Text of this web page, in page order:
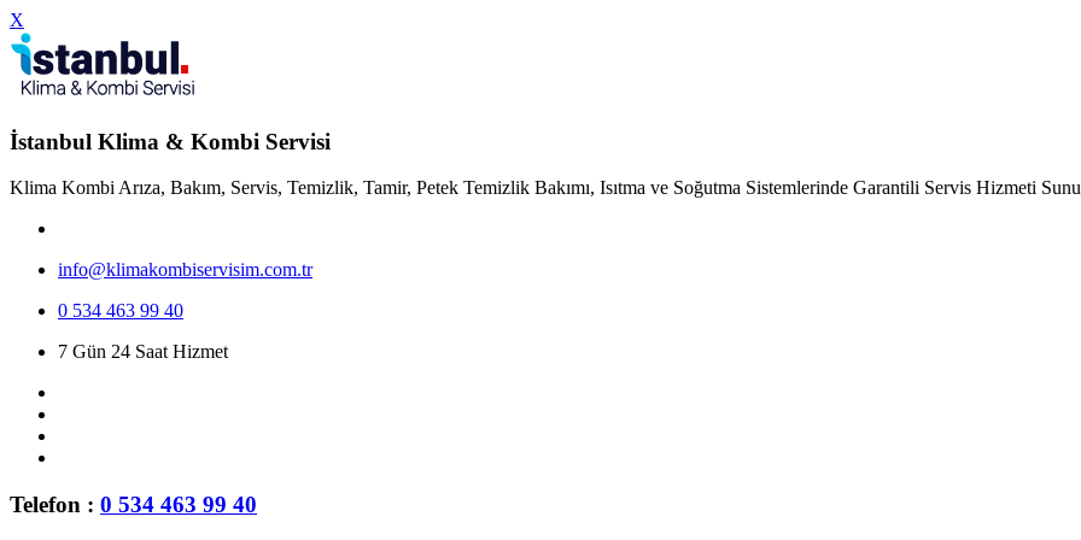
X
İstanbul Klima & Kombi Servisi
Klima Kombi Arıza, Bakım, Servis, Temizlik, Tamir, Petek Temizlik Bakımı, Isıtma ve Soğutma Sistemlerinde Garantili Servis Hizmeti
info@klimakombiservisim.com.tr
0 534 463 99 40
7 Gün 24 Saat Hizmet
Telefon : 0 534 463 99 40